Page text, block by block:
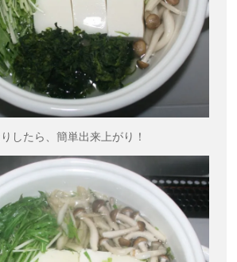
したら、簡単出来上がり！